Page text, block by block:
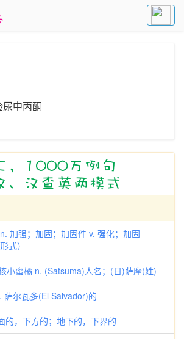
中丙酮
强；加固；加固件 v. 强化；加固
式）
蜜橘 n. (Satsuma)人名；(日)萨摩(姓)
尔瓦多(El Salvador)的
，下方的；地下的，下界的